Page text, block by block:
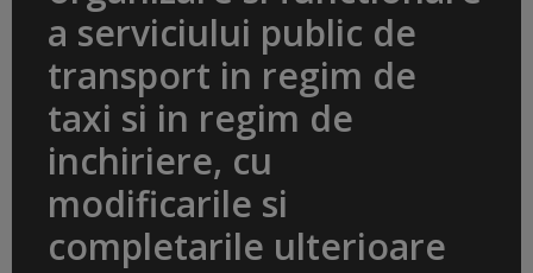
a serviciului public de
transport in regim de
taxi si in regim de
inchiriere, cu
modificarile si
completarile ulterioare